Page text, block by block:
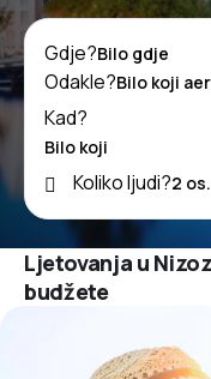
Gdje?
Odakle?
Kad?
Koliko ljudi?
Ljetovanja u
budžete